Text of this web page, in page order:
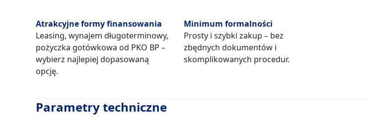
Atrakcyjne formy finansowania
Leasing, wynajem długoterminowy,
pożyczka gotówkowa od PKO BP –
wybierz najlepiej dopasowaną
opcję.
Minimum formalności
Prosty i szybki zakup – bez
zbędnych dokumentów i
skomplikowanych procedur.
Parametry techniczne